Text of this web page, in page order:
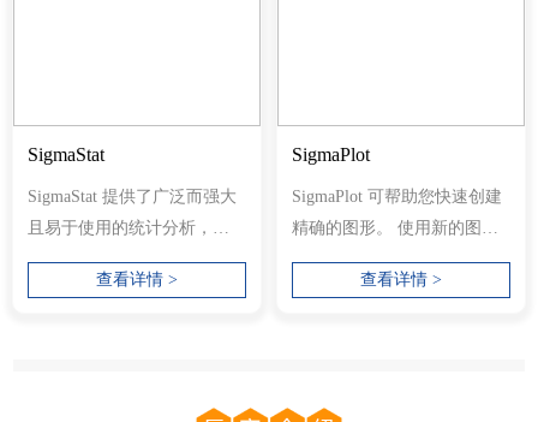
SigmaStat
SigmaStat 提供了广泛而强大
且易于使用的统计分析，专
为满足研究科学家和工程师
的需求而...
查看详情 >
SigmaPlot
SigmaPlot 可帮助您快速创建
精确的图形。 使用新的图表
属性用户界面，您可以选择
查看详情 >